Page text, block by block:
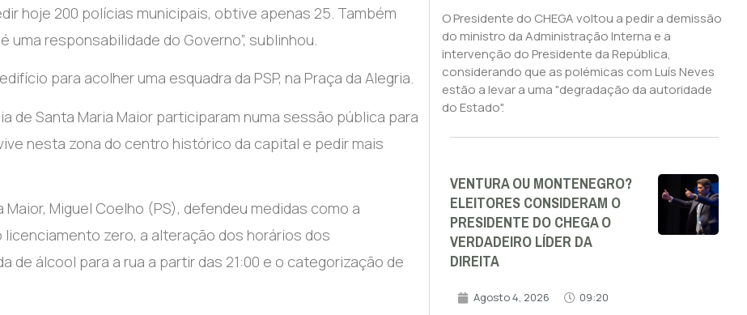
hoje 200 polícias municipais, obtive apenas 25. Também
uma responsabilidade do Governo”, sublinhou.
para acolher uma esquadra da PSP, na Praça da Alegria.
de Santa Maria Maior participaram numa sessão pública para
nesta zona do centro histórico da capital e pedir mais
Miguel Coelho (PS), defendeu medidas como a
zero, a alteração dos horários dos
álcool para a rua a partir das 21:00 e o categorização de
O Presidente do CHEGA voltou a pedir a demissão
do ministro da Administração Interna e a
intervenção do Presidente da República,
considerando que as polémicas com Luís Neves
estão a levar a uma "degradação da autoridade
do Estado".
VENTURA OU MONTENEGRO?
ELEITORES CONSIDERAM O
PRESIDENTE DO CHEGA O
VERDADEIRO LÍDER DA
DIREITA
Agosto 4, 2026 09:20